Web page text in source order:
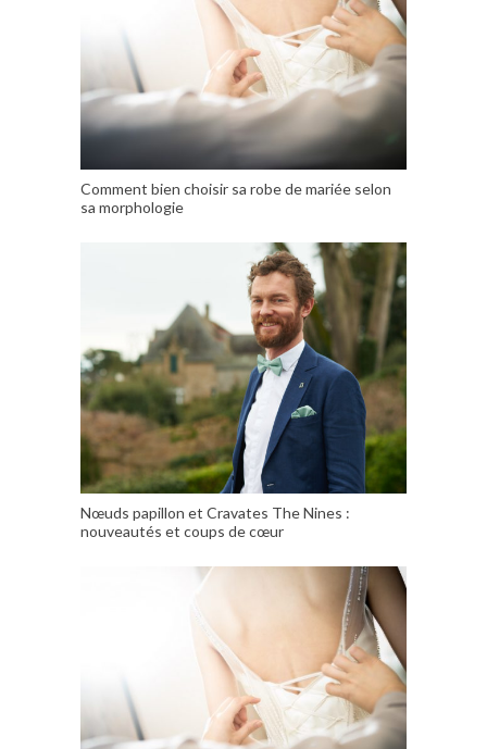
Comment bien choisir sa robe de mariée selon
sa morphologie
Nœuds papillon et Cravates The Nines :
nouveautés et coups de cœur